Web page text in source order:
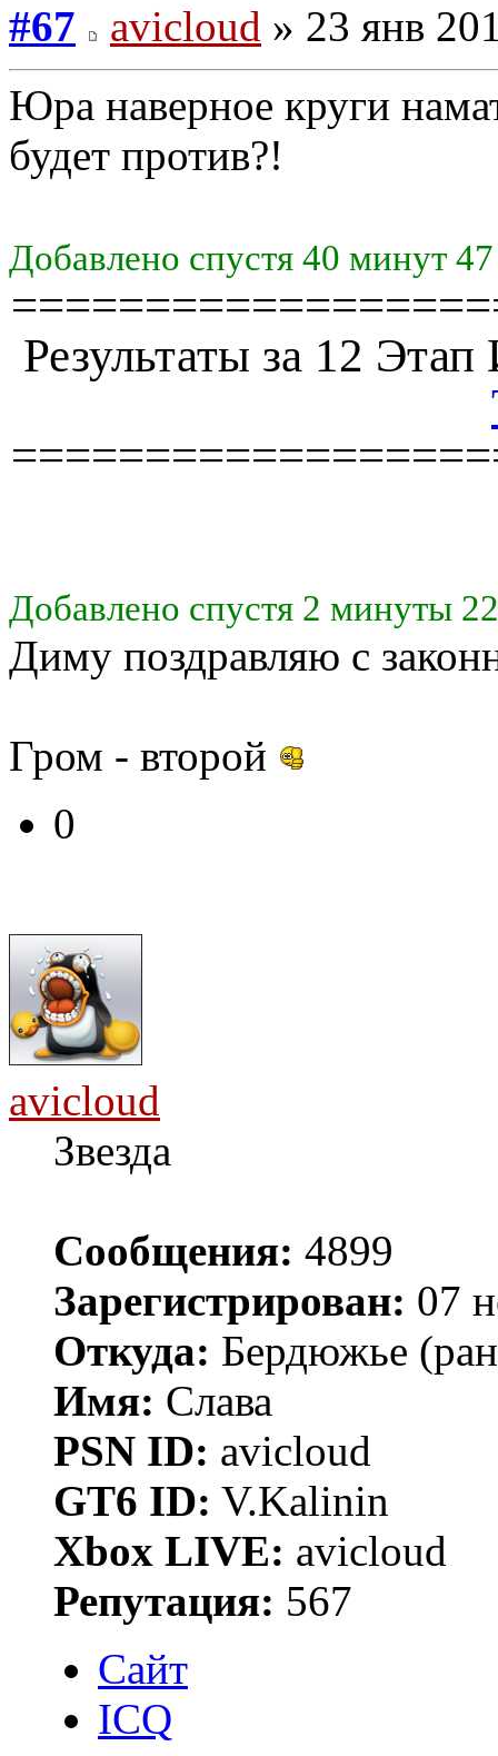
#67
avicloud » 23 янв
Юра наверное круги
будет против?!
Добавлено спустя 40 минут
Результаты за 12
Добавлено спустя 2 минуты
Диму поздравляю с
Гром - второй
0
avicloud
Звезда
Сообщения: 4899
Зарегистрирован: 07
Откуда: Бердюжье
Имя: Слава
PSN ID: avicloud
GT6 ID: V.Kalinin
Xbox LIVE: avicloud
Репутация: 567
Сайт
ICQ